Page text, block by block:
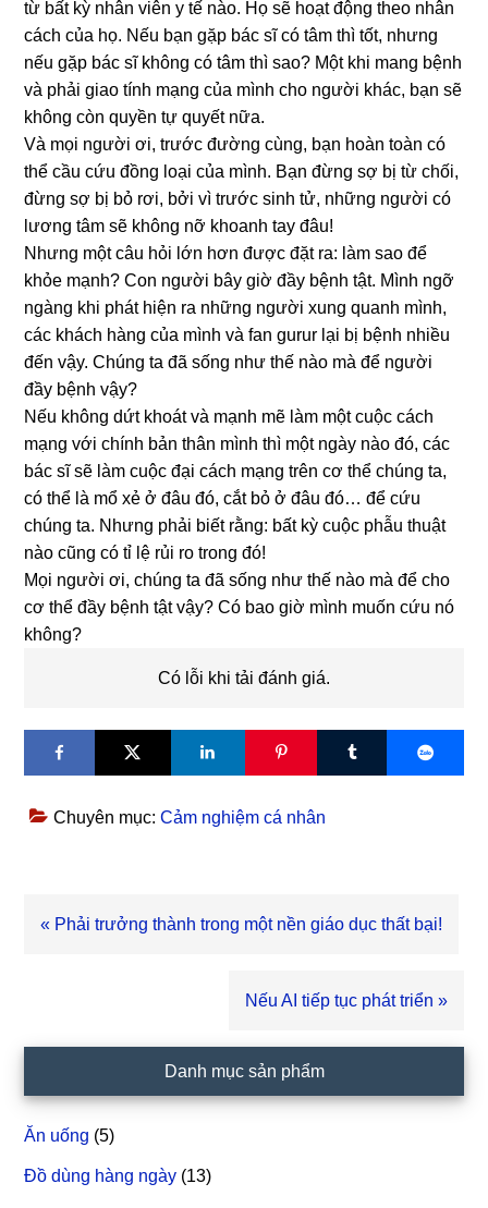
từ bất kỳ nhân viên y tế nào. Họ sẽ hoạt động theo nhân
cách của họ. Nếu bạn gặp bác sĩ có tâm thì tốt, nhưng
nếu gặp bác sĩ không có tâm thì sao? Một khi mang bệnh
và phải giao tính mạng của mình cho người khác, bạn sẽ
không còn quyền tự quyết nữa.
Và mọi người ơi, trước đường cùng, bạn hoàn toàn có
thể cầu cứu đồng loại của mình. Bạn đừng sợ bị từ chối,
đừng sợ bị bỏ rơi, bởi vì trước sinh tử, những người có
lương tâm sẽ không nỡ khoanh tay đâu!
Nhưng một câu hỏi lớn hơn được đặt ra: làm sao để
khỏe mạnh? Con người bây giờ đầy bệnh tật. Mình ngỡ
ngàng khi phát hiện ra những người xung quanh mình,
các khách hàng của mình và fan gurur lại bị bệnh nhiều
đến vậy. Chúng ta đã sống như thế nào mà để người
đầy bệnh vậy?
Nếu không dứt khoát và mạnh mẽ làm một cuộc cách
mạng với chính bản thân mình thì một ngày nào đó, các
bác sĩ sẽ làm cuộc đại cách mạng trên cơ thể chúng ta,
có thể là mổ xẻ ở đâu đó, cắt bỏ ở đâu đó… để cứu
chúng ta. Nhưng phải biết rằng: bất kỳ cuộc phẫu thuật
nào cũng có tỉ lệ rủi ro trong đó!
Mọi người ơi, chúng ta đã sống như thế nào mà để cho
cơ thể đầy bệnh tật vậy? Có bao giờ mình muốn cứu nó
không?
Có lỗi khi tải đánh giá.
Chuyên mục:Cảm nghiệm cá nhân
Bài
« Phải trưởng thành trong một nền giáo dục thất bại!
Bài
Nếu AI tiếp tục phát triển »
chính
Danh mục sản phẩm
Ăn uống (5)
Đồ dùng hàng ngày (13)